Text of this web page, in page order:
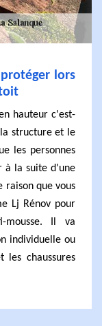
lors
hauteur c'est-
structure et le
les personnes
à la suite d'une
raison que vous
Lj Rénov pour
mousse. Il va
individuelle ou
les chaussures